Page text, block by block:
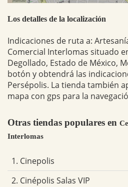
Los detalles de la localización
Indicaciones de ruta a:
Comercial Interlomas situado
Degollado, Estado de México,
botón y obtendrá las
Persépolis. La tienda también
mapa con gps para la
Otras tiendas populares en
Interlomas
1. Cinepolis
2. Cinépolis Salas VIP